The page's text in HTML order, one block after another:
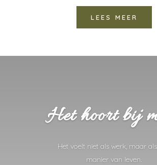
LEES MEER
Het hoort bij
Het voelt niet als werk, maar
manier van leven.